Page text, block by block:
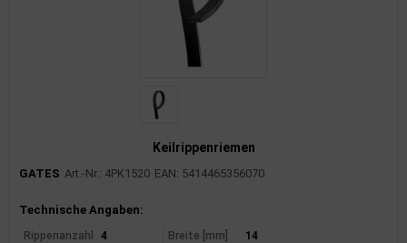
Keilrippenriemen
GATES Art.-Nr.: 4PK1520 EAN: 5414465356070
Produktinformationen
Technische Angaben:
Rippenanzahl 4 Breite [mm]
14